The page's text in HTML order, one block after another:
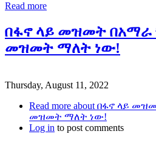
Read more
በፋኖ ላይ መዝመት በአማራ
መዝመት ማለት ነው!
Thursday, August 11, 2022
Read more about በፋኖ ላይ
መዝመት ማለት ነው!
Log in to post comments